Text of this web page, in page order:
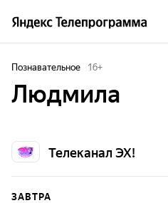
Познавательное 16+
Людмила
Телеканал ЭХ!
ЗАВТРА